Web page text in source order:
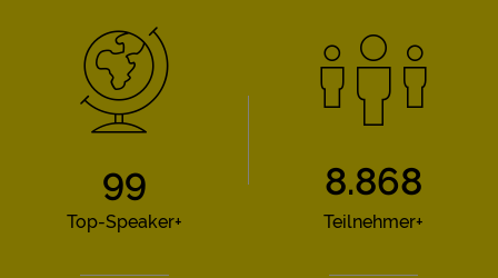
100
Top-Speaker+
9.000
Teilnehmer+